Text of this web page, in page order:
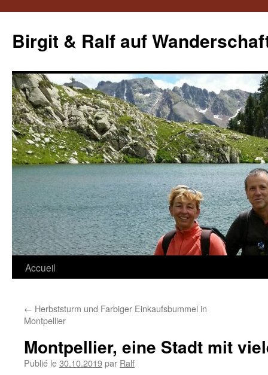
contenu
Birgit & Ralf auf
Accueil
← Herbststurm und Farbiger Einkaufsbummel in
Montpellier
Montpellier, eine Stadt mit
Publié le30.10.2019par Ralf